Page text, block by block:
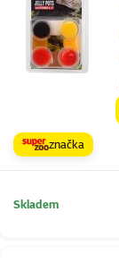
značka
Skladem